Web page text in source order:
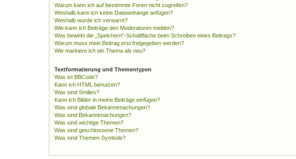
Warum kann ich auf bestimmte Foren nicht zugreifen?
Weshalb kann ich keine Dateianhänge anfügen?
Weshalb wurde ich verwarnt?
Wie kann ich Beiträge den Moderatoren melden?
Was bewirkt die „Speichern“-Schaltfläche beim Schreiben eines Beitrags?
Warum muss mein Beitrag erst freigegeben werden?
Wie markiere ich ein Thema als neu?
Textformatierung und Thementypen
Was ist BBCode?
Kann ich HTML benutzen?
Was sind Smilies?
Kann ich Bilder in meine Beiträge einfügen?
Was sind globale Bekanntmachungen?
Was sind Bekanntmachungen?
Was sind wichtige Themen?
Was sind geschlossene Themen?
Was sind Themen-Symbole?